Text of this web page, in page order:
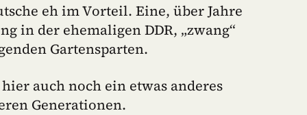
eh im Vorteil. Eine, über Jahre
in der ehemaligen DDR, „zwang“
Gartensparten.
auch noch ein etwas anderes
Generationen.